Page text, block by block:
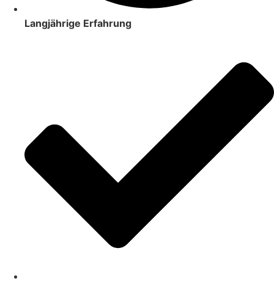
Langjährige Erfahrung